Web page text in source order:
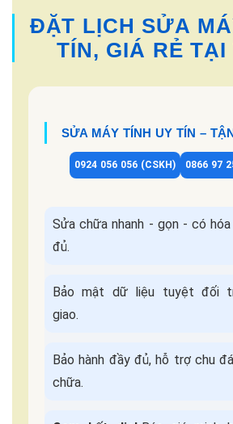
ĐẶT LỊCH SỬA
TÍN, GIÁ RẺ TẠI
SỬA MÁY TÍNH UY TÍN –
0924 056 056 (CSKH) 0866 97
Sửa chữa nhanh - gọn - có
đủ.
Bảo mật dữ liệu tuyệt đối
giao.
Bảo hành đầy đủ, hỗ trợ chu
chữa.